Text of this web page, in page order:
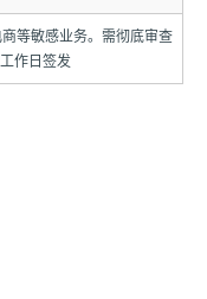
等敏感业务。需彻底审查
作日签发